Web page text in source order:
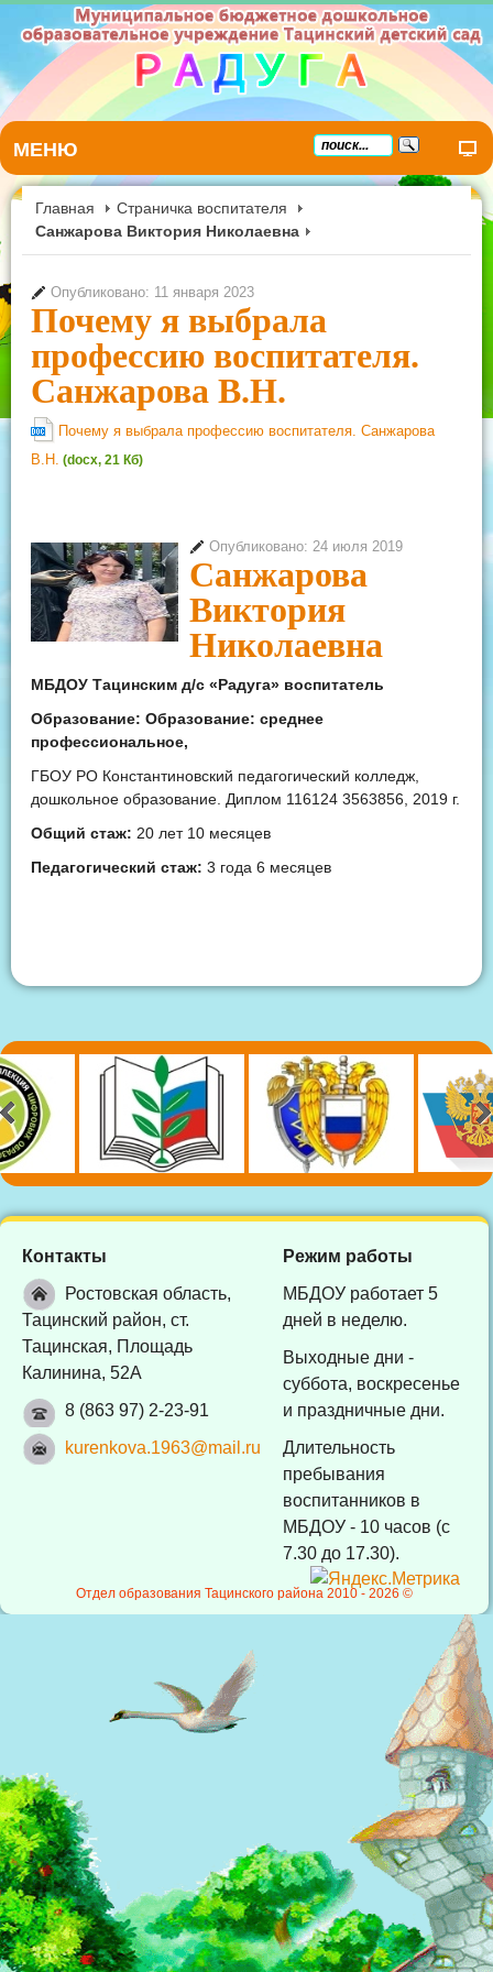
МЕНЮ
Главная
Страничка воспитателя
Санжарова Виктория Николаевна
Опубликовано: 11 января 2023
Почему я выбрала
профессию воспитателя.
Санжарова В.Н.
Почему я выбрала профессию воспитателя. Санжарова
В.Н. (docx, 21 Кб)
Опубликовано: 24 июля 2019
Санжарова
Виктория
Николаевна
МБДОУ Тацинским д/с «Радуга» воспитатель
Образование: Образование: среднее
профессиональное,
ГБОУ РО Константиновский педагогический колледж,
дошкольное образование. Диплом 116124 3563856, 2019 г.
Общий стаж: 20 лет 10 месяцев
Педагогический стаж: 3 года 6 месяцев
Контакты
Ростовская область,
Тацинский район, ст.
Тацинская, Площадь
Калинина, 52А
8 (863 97) 2-23-91
kurenkova.1963@mail.ru
Режим работы
МБДОУ работает 5
дней в неделю.
Выходные дни -
суббота, воскресенье
и праздничные дни.
Длительность
пребывания
воспитанников в
МБДОУ - 10 часов (с
7.30 до 17.30).
Отдел образования Тацинского района 2010 - 2026 ©